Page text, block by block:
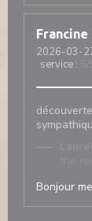
Francine
2026-03-
service :
Bonjour